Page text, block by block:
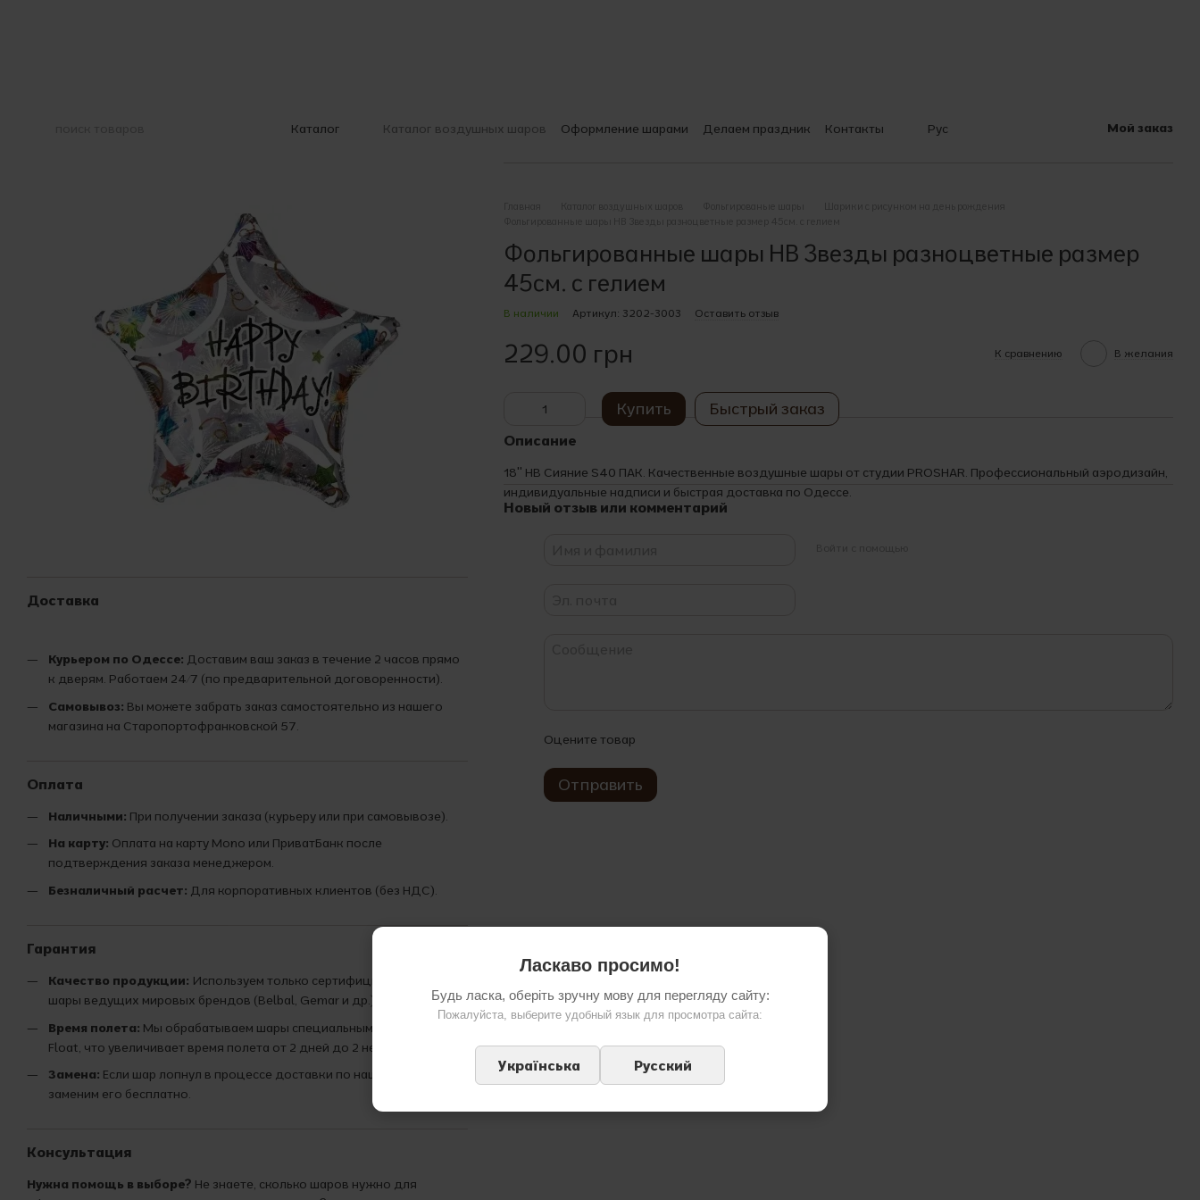
Каталог Каталог воздушных шаров Оформление шарами Делаем праздник
Контакты
Рус Мой заказ
Доставка
Курьером по Одессе: Доставим ваш заказ в течение 2 часов прямо
к дверям. Работаем 24/7 (по предварительной договоренности).
Самовывоз: Вы можете забрать заказ самостоятельно из нашего
магазина на Старопортофранковской 57.
Оплата
Наличными: При получении заказа (курьеру или при самовывозе).
На карту: Оплата на карту Mono или ПриватБанк после
подтверждения заказа менеджером.
Безналичный расчет: Для корпоративных клиентов (без НДС).
Гарантия
Качество продукции: Используем только сертифицированные
шары ведущих мировых брендов (Belbal, Gemar и др.).
Время полета: Мы обрабатываем шары специальным составом Hi-
Float, что увеличивает время полета от 2 дней до 2 недель.
Замена: Если шар лопнул в процессе доставки по нашей вине — мы
заменим его бесплатно.
Консультация
Нужна помощь в выборе? Не знаете, сколько шаров нужно для
Фольгированные шары HB Звезды разноцветные размер
45см. с гелием
В наличии Артикул: 3202-3003 Оставить отзыв
229.00 грн К сравнению В желания
Купить Быстрый заказ
Описание
18" HB Сияние S40 ПАК. Качественные воздушные шары от студии PROSHAR. Профессиональный аэродизайн,
индивидуальные надписи и быстрая доставка по Одессе.
Новый отзыв или комментарий
Оцените товар
Отправить
Ласкаво просимо!
Будь ласка, оберіть зручну мову для перегляду сайту:
Пожалуйста, выберите удобный язык для просмотра сайта:
Українська Русский